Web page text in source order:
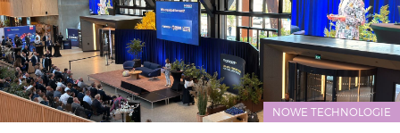
NOWE TECHNOLOGIE